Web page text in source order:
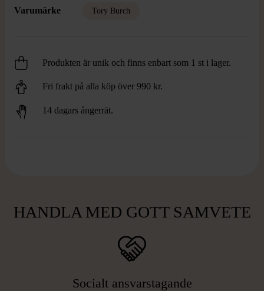
Varumärke Tory Burch
Produkten är unik och finns enbart som 1 st i lager.
Fri frakt på alla köp över 990 kr.
14 dagars ångerrät.
HANDLA MED GOTT SAMVETE
Socialt ansvarstagande